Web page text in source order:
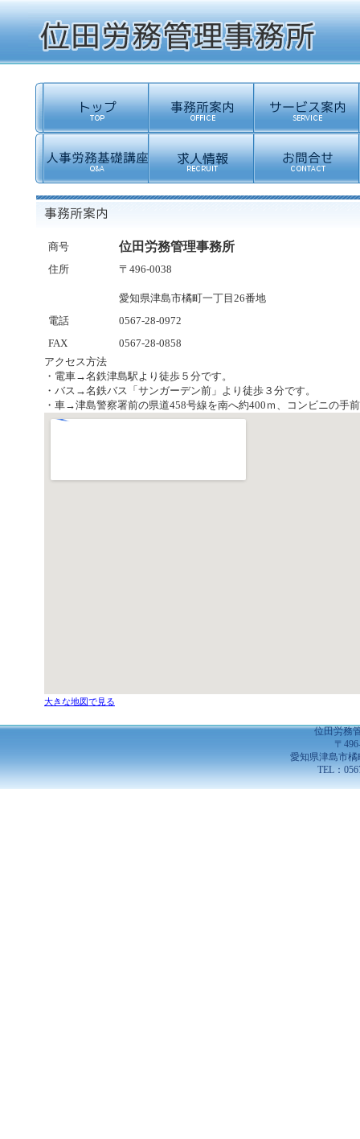
商号 位田労務管理事務所
住所 〒496-0038
愛知県津島市橘町一丁目26番地
電話
0567-28-0972
FAX
0567-28-0858
アクセス方法
・電車→名鉄津島駅より徒歩５分です。
・バス→名鉄バス「サンガーデン前」より徒歩３分です。
・車→津島警察署前の県道458号線を南へ約400ｍ、コンビニの手
大きな地図で見る
位田労務
〒
愛知県津島市
TEL：